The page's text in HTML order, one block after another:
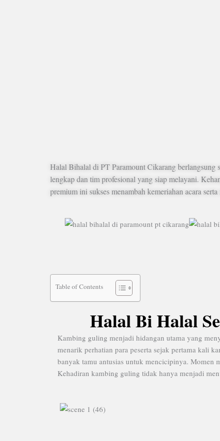
Halal Bihalal di PT Paramount Cikarang berlangsung
lengkap dan tim profesional yang siap melayani.
premium ini sukses menambah kemeriahan acara
Table of Contents
Halal Bi Halal
Kambing guling menjadi hidangan utama yang
menarik perhatian para peserta sejak pertama kali
banyak tamu antusias untuk mencicipinya. Momen
Kehadiran kambing guling tidak hanya menjadi